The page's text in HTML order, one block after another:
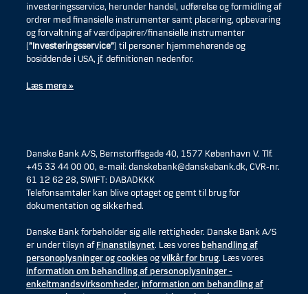
investeringsservice, herunder handel, udførelse og formidling af
ordrer med finansielle instrumenter samt placering, opbevaring
og forvaltning af værdipapirer/finansielle instrumenter
(”Investeringsservice”) til personer hjemmehørende og
bosiddende i USA, jf. definitionen nedenfor.
Læs mere »
Danske Bank A/S, Bernstorffsgade 40, 1577 København V. Tlf.
+45 33 44 00 00, e-mail: danskebank@danskebank.dk, CVR-nr.
61 12 62 28, SWIFT: DABADKKK
Telefonsamtaler kan blive optaget og gemt til brug for
dokumentation og sikkerhed.
Danske Bank forbeholder sig alle rettigheder. Danske Bank A/S
er under tilsyn afFinanstilsynet. Læs vores behandling af
personoplysninger og cookies ogvilkår for brug. Læs vores
information om behandling af personoplysninger -
enkeltmandsvirksomheder, information om behandling af